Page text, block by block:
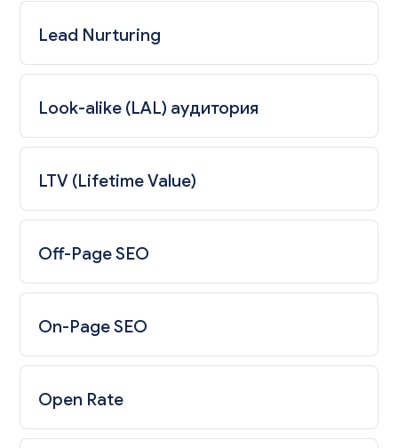
Lead Nurturing
Look-alike (LAL) аудитория
LTV (Lifetime Value)
Off-Page SEO
On-Page SEO
Open Rate